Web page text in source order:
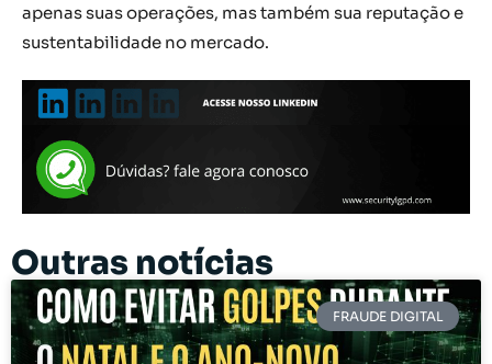
apenas suas operações, mas também sua reputação e
sustentabilidade no mercado.
Outras notícias
FRAUDE DIGITAL